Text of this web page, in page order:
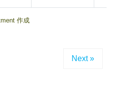
作成
Next »